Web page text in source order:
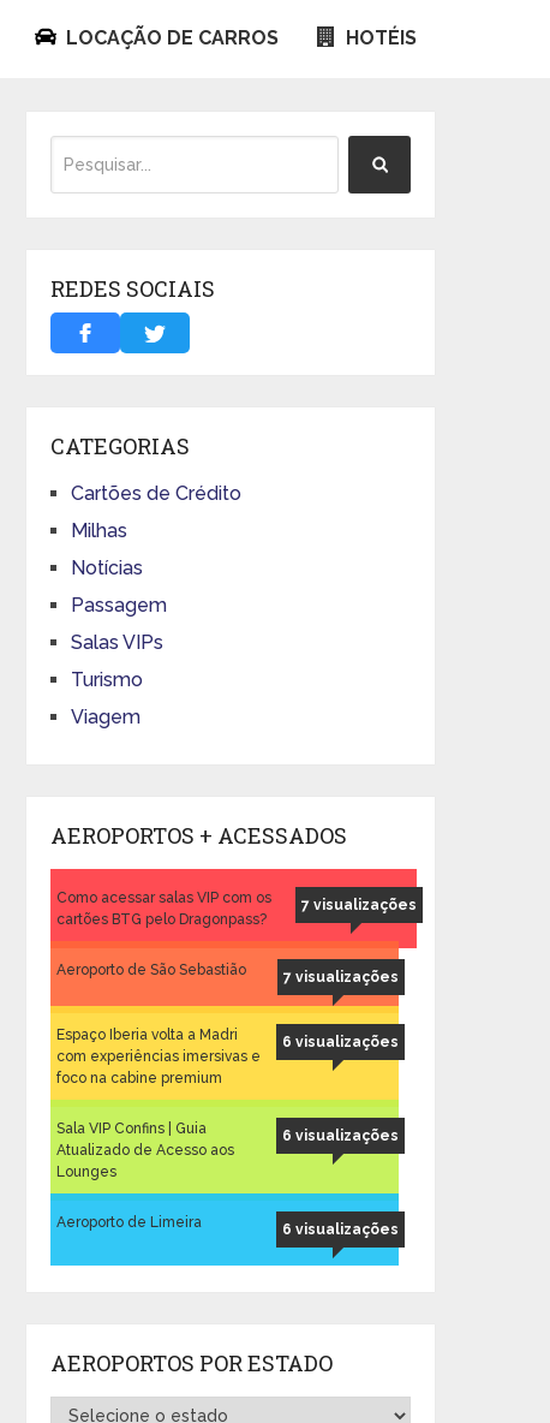
LOCAÇÃO DE CARROS HOTÉIS
REDES SOCIAIS
CATEGORIAS
Cartões de Crédito
Milhas
Notícias
Passagem
Salas VIPs
Turismo
Viagem
AEROPORTOS + ACESSADOS
7 visualizações
Como acessar salas VIP com os
cartões BTG pelo Dragonpass?
7 visualizações
Aeroporto de São Sebastião
6 visualizações
Espaço Iberia volta a Madri
com experiências imersivas e
foco na cabine premium
6 visualizações
Sala VIP Confins | Guia
Atualizado de Acesso aos
Lounges
6 visualizações
Aeroporto de Limeira
AEROPORTOS POR ESTADO
Aeroportos